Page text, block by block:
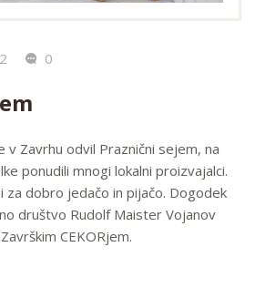
0
v Zavrhu odvil Praznični sejem, na
ponudili mnogi lokalni proizvajalci.
za dobro jedačo in pijačo. Dogodek
društvo Rudolf Maister Vojanov
CEKORjem.